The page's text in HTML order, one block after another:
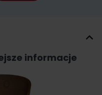
informacje